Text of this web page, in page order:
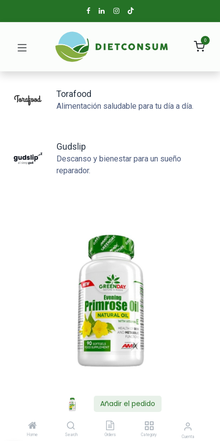
Añadir el pedido
Home Search Orders Category Cuenta
0
Torafood
Alimentación saludable para tu día a día.
Gudslip
Descanso y bienestar para un sueño
reparador.
Shop